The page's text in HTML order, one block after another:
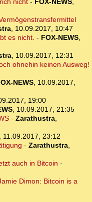
nicht- FOX-NEWS,
, 10.09.2017, 10:47
es nicht. - FOX-NEWS,
, 10.09.2017, 12:31
ohnehin keinen Ausweg!
NEWS, 10.09.2017,
19:00
, 10.09.2017, 21:35
- Zarathustra,
11.09.2017, 23:12
- Zarathustra,
auch in Bitcoin -
Dimon: Bitcoin is a